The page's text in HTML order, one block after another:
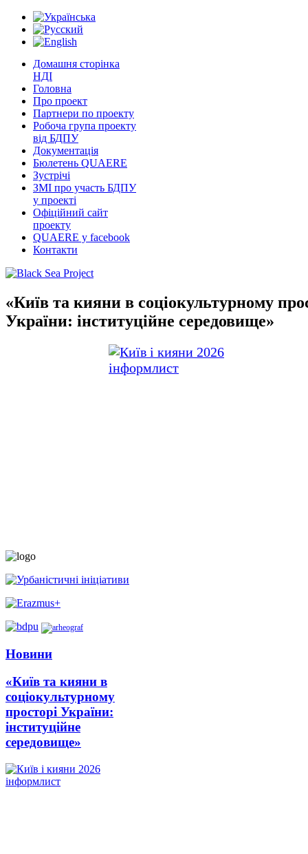
Домашня сторінка
НДІ
Головна
Про проект
Партнери по проекту
Робоча група проекту
від БДПУ
Документація
Бюлетень QUAERE
Зустрічі
ЗМІ про участь БДПУ
у проекті
Офіційний сайт
проекту
QUAERE у facebook
Контакти
«Київ та кияни в соціокультурному
України: інституційне середовище»
Новини
«Київ та кияни в
соціокультурному
просторі України:
інституційне
середовище»